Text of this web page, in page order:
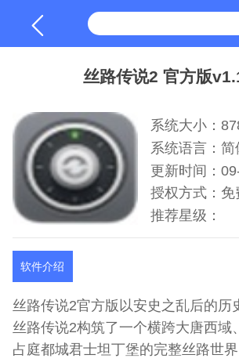
丝路传说2 官方版
系统大小：
系统语言：简
更新时间：
授权方式：免
推荐星级：
软件介绍
丝路传说2官方版以安史之乱后的历
丝路传说2构筑了一个横跨大唐西域
占庭都城君士坦丁堡的完整丝路世